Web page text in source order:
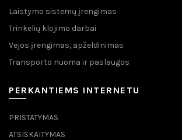
Laistymo sistemų įrengimas
Trinkelių klojimo darbai
Vejos įrengimas, apželdinimas
Transporto nuoma ir paslaugos
PERKANTIEMS INTERNETU
PRISTATYMAS
ATSISKAITYMAS